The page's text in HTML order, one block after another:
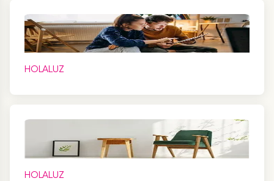
HOLALUZ
HOLALUZ